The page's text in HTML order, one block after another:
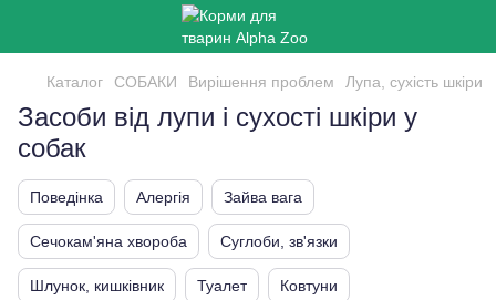
Каталог СОБАКИ Вирішення проблем Лупа, сухість шкіри
Засоби від лупи і сухості шкіри у
собак
Поведінка Алергія Зайва вага
Сечокам'яна хвороба Суглоби, зв'язки
Шлунок, кишківник Туалет Ковтуни